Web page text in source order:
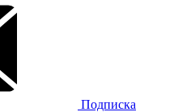
Подписка